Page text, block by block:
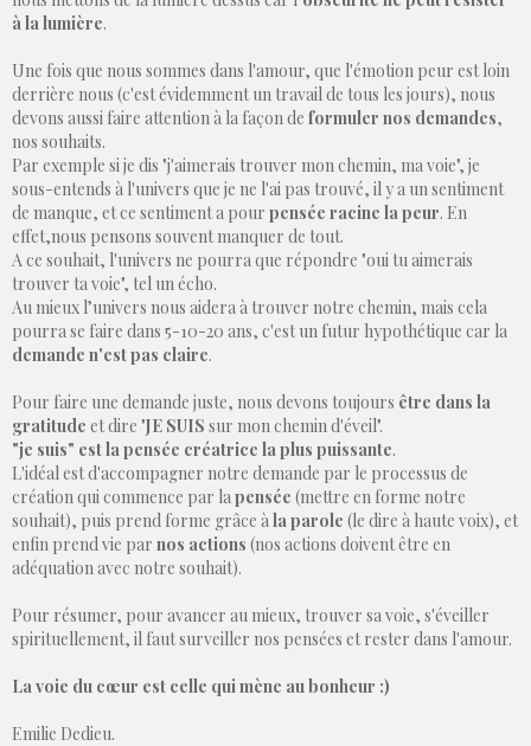
à la lumière.
Une fois que nous sommes dans l'amour, que l'émotion peur est loin
derrière nous (c'est évidemment un travail de tous les jours), nous
devons aussi faire attention à la façon de formuler nos demandes,
nos souhaits.
Par exemple si je dis "j'aimerais trouver mon chemin, ma voie", je
sous-entends à l'univers que je ne l'ai pas trouvé, il y a un sentiment
de manque, et ce sentiment a pour pensée racine la peur. En
effet,nous pensons souvent manquer de tout.
A ce souhait, l'univers ne pourra que répondre "oui tu aimerais
trouver ta voie", tel un écho.
Au mieux l’univers nous aidera à trouver notre chemin, mais cela
pourra se faire dans 5-10-20 ans, c'est un futur hypothétique car la
demande n'est pas claire.
Pour faire une demande juste, nous devons toujours être dans la
gratitude et dire "JE SUIS sur mon chemin d'éveil".
"je suis" est la pensée créatrice la plus puissante.
L'idéal est d'accompagner notre demande par le processus de
création qui commence par la pensée (mettre en forme notre
souhait), puis prend forme grâce à la parole (le dire à haute voix), et
enfin prend vie par nos actions (nos actions doivent être en
adéquation avec notre souhait).
Pour résumer, pour avancer au mieux, trouver sa voie, s'éveiller
spirituellement, il faut surveiller nos pensées et rester dans l'amour.
La voie du cœur est celle qui mène au bonheur :)
Emilie Dedieu.